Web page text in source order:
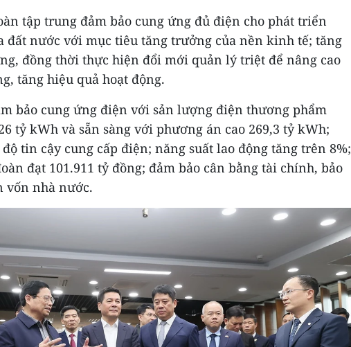
tập trung đảm bảo cung ứng đủ điện cho phát triển
đất nước với mục tiêu tăng trưởng của nền kinh tế; tăng
đồng thời thực hiện đổi mới quản lý triệt để nâng cao
tăng hiệu quả hoạt động.
bảo cung ứng điện với sản lượng điện thương phẩm
tỷ kWh và sẵn sàng với phương án cao 269,3 tỷ kWh;
tin cậy cung cấp điện; năng suất lao động tăng trên 8%;
đạt 101.911 tỷ đồng; đảm bảo cân bằng tài chính, bảo
vốn nhà nước.